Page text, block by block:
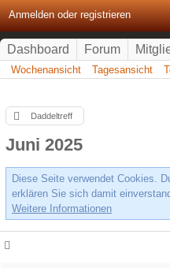
Anmelden oder registrieren
Dashboard Forum
Wochenansicht Tagesansicht
Daddeltreff
Juni 2025
Diese Seite verwendet Cookies.
erklären Sie sich damit
Weitere Informationen